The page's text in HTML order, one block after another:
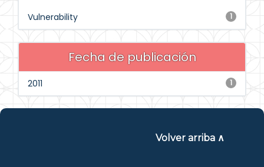
1
Vulnerability
Fecha de publicación
1
2011
Volver arriba ∧